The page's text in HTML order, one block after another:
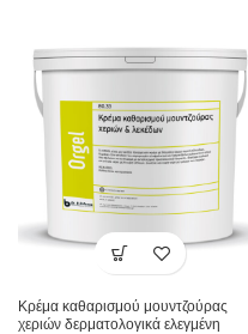
Κρέμα καθαρισμού μουντζούρας
χεριών δερματολογικά ελεγμένη